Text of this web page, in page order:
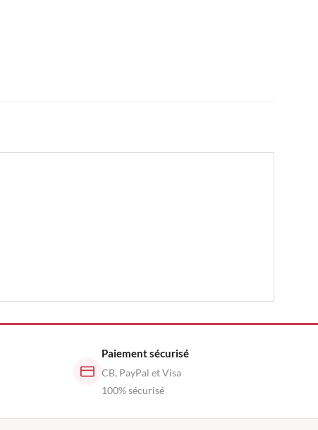
Paiement sécurisé
CB, PayPal et Visa
100% sécurisé